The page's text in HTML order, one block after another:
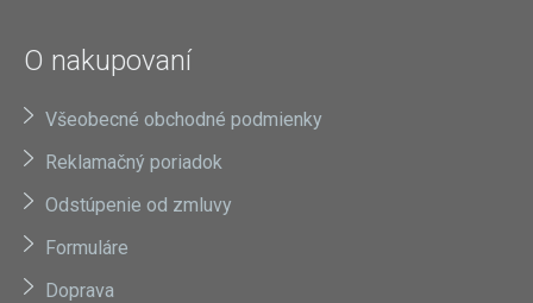
O nakupovaní
Všeobecné obchodné podmienky
Reklamačný poriadok
Odstúpenie od zmluvy
Formuláre
Doprava